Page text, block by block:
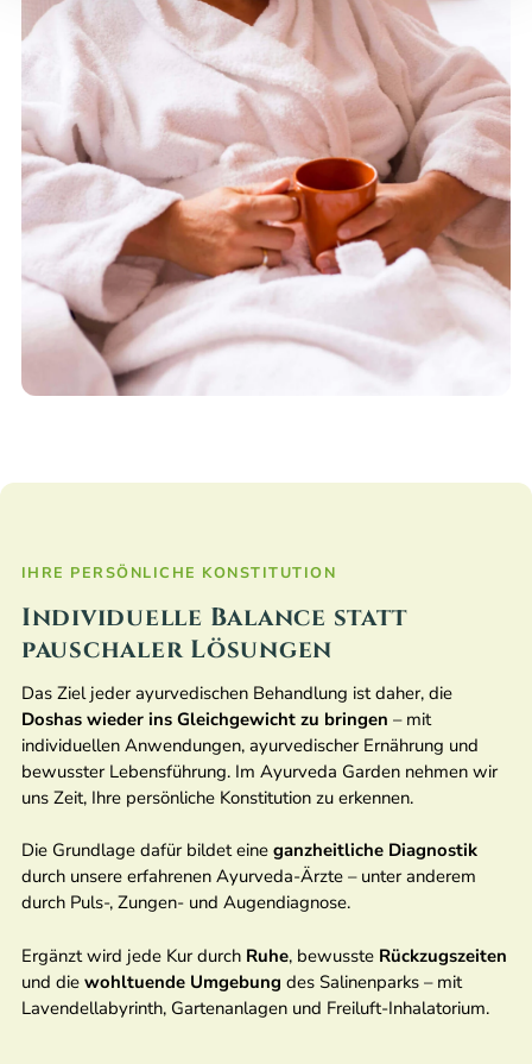
IHRE PERSÖNLICHE KONSTITUTION
Individuelle Balance statt
pauschaler Lösungen
Das Ziel jeder ayurvedischen Behandlung ist daher, die
Doshas wieder ins Gleichgewicht zu bringen – mit
individuellen Anwendungen, ayurvedischer Ernährung und
bewusster Lebensführung. Im Ayurveda Garden nehmen wir
uns Zeit, Ihre persönliche Konstitution zu erkennen.
Die Grundlage dafür bildet eine ganzheitliche Diagnostik
durch unsere erfahrenen Ayurveda-Ärzte – unter anderem
durch Puls-, Zungen- und Augendiagnose.
Ergänzt wird jede Kur durch Ruhe, bewusste Rückzugszeiten
und die wohltuende Umgebung des Salinenparks – mit
Lavendellabyrinth, Gartenanlagen und Freiluft-Inhalatorium.